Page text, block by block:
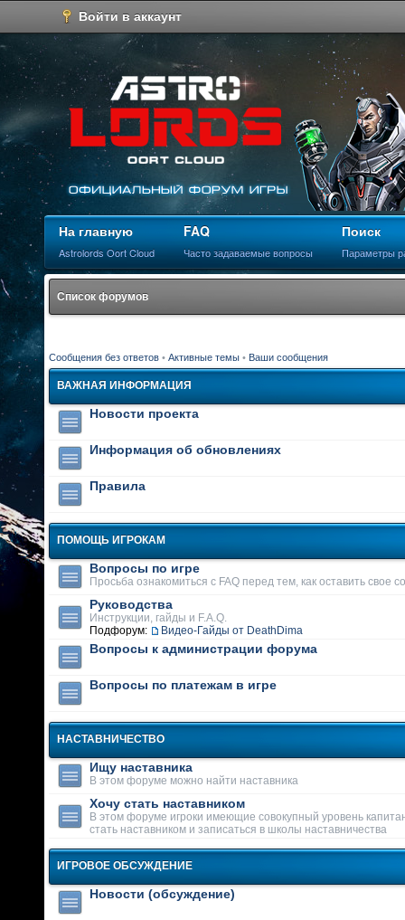
Войти в аккаунт
На главную
Astrolords Oort Cloud
FAQ
Часто задаваемые вопросы
Поиск
Параметры
Список форумов
Сообщения без ответов • Активные темы • Ваши сообщения
ВАЖНАЯ ИНФОРМАЦИЯ
Новости проекта
Информация об обновлениях
Правила
ПОМОЩЬ ИГРОКАМ
Вопросы по игре
Просьба ознакомиться с FAQ перед тем, как оставить свое
Руководства
Инструкции, гайды и F.A.Q.
Подфорум:
Видео-Гайды от DeathDima
Вопросы к администрации форума
Вопросы по платежам в игре
НАСТАВНИЧЕСТВО
Ищу наставника
В этом форуме можно найти наставника
Хочу стать наставником
В этом форуме игроки имеющие совокупный уровень
стать наставником и записаться в школы наставничества
ИГРОВОЕ ОБСУЖДЕНИЕ
Новости (обсуждение)